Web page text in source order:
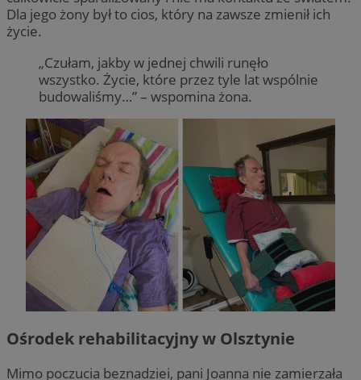
Dla jego żony był to cios, który na zawsze zmienił ich
życie.
„Czułam, jakby w jednej chwili runęło
wszystko. Życie, które przez tyle lat wspólnie
budowaliśmy…” – wspomina żona.
Ośrodek rehabilitacyjny w Olsztynie
Mimo poczucia beznadziei, pani Joanna nie zamierzała